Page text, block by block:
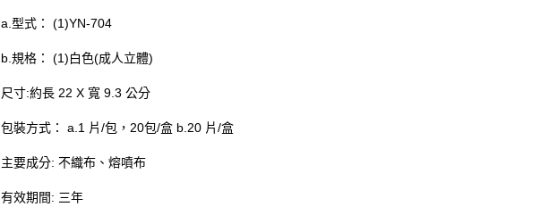
a.型式： (1)YN-704
b.規格： (1)白色(成人立體)
尺寸:約長 22 X 寬 9.3 公分
包裝方式： a.1 片/包，20包/盒 b.20 片/盒
主要成分: 不織布、熔噴布
有效期間: 三年